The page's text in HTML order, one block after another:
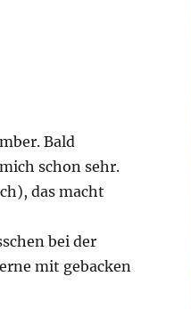
Bald
schon sehr.
das macht
bei der
mit gebacken